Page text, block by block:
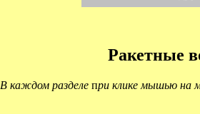
Ракетные
В каждом разделе при клике мышью на